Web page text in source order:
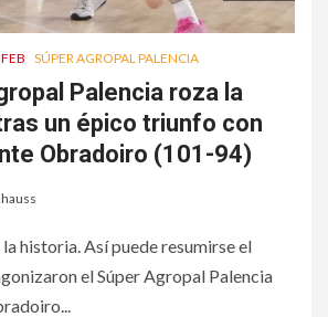
SÚPER AGROPAL PALENCIA
Palencia roza la
un épico triunfo con
Obradoiro (101-94)
historia. Así puede resumirse el
el Súper Agropal Palencia